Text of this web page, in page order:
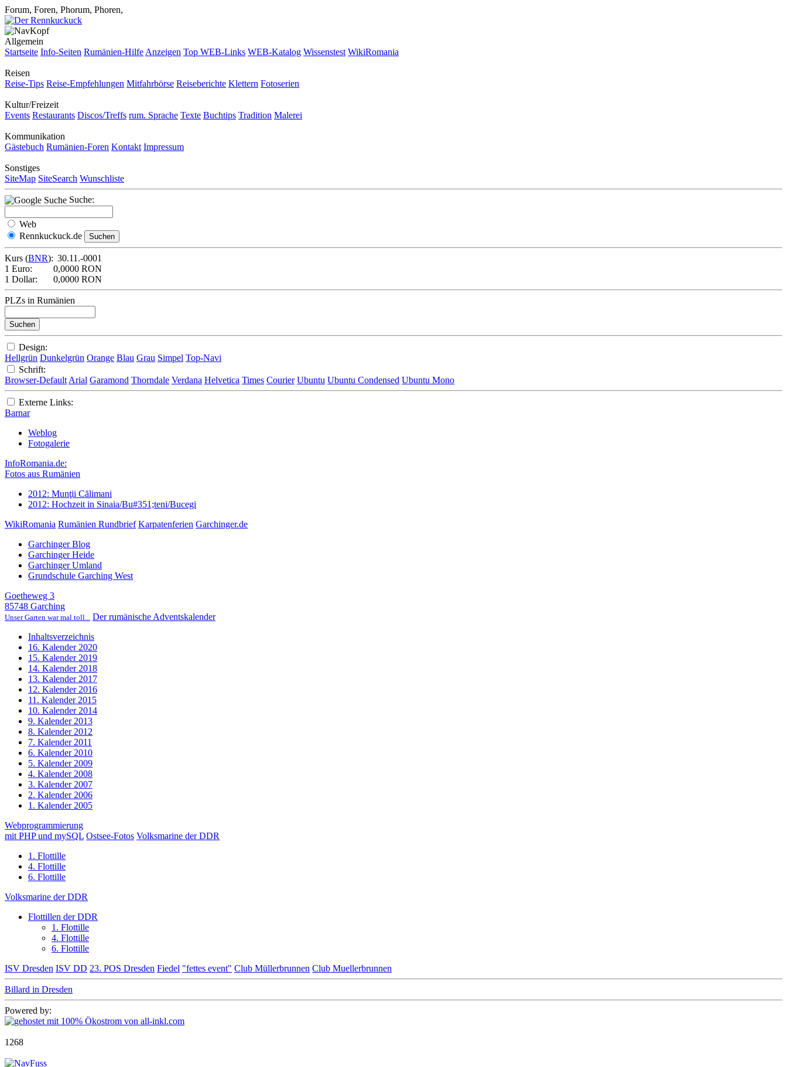
Forum, Foren, Phorum, Phoren,
Allgemein
Startseite Info-Seiten Rumänien-Hilfe Anzeigen Top WEB-Links WEB-Katalog Wissenstest WikiRomania
Reisen
Reise-Tips Reise-Empfehlungen Mitfahrbörse Reiseberichte Klettern Fotoserien
Kultur/Freizeit
Events Restaurants Discos/Treffs rum. Sprache Texte Buchtips Tradition Malerei
Kommunikation
Gästebuch Rumänien-Foren Kontakt Impressum
Sonstiges
SiteMap SiteSearch Wunschliste
Suche:
Web
Rennkuckuck.de
Kurs (BNR): 30.11.-0001
1 Euro:
0,0000 RON
1 Dollar:
0,0000 RON
PLZs in Rumänien
Design:
Hellgrün Dunkelgrün Orange Blau Grau Simpel Top-Navi
Schrift:
Browser-Default Arial Garamond Thorndale Verdana Helvetica Times Courier Ubuntu Ubuntu Condensed Ubuntu Mono
Externe Links:
Barnar
Weblog
Fotogalerie
InfoRomania.de:
Fotos aus Rumänien
2012: Munţii Călimani
2012: Hochzeit in Sinaia/Bu#351;teni/Bucegi
WikiRomania Rumänien Rundbrief Karpatenferien Garchinger.de
Garchinger Blog
Garchinger Heide
Garchinger Umland
Grundschule Garching West
Goetheweg 3
85748 Garching
Unser Garten war mal toll... Der rumänische Adventskalender
Inhaltsverzeichnis
16. Kalender 2020
15. Kalender 2019
14. Kalender 2018
13. Kalender 2017
12. Kalender 2016
11. Kalender 2015
10. Kalender 2014
9. Kalender 2013
8. Kalender 2012
7. Kalender 2011
6. Kalender 2010
5. Kalender 2009
4. Kalender 2008
3. Kalender 2007
2. Kalender 2006
1. Kalender 2005
Webprogrammierung
mit PHP und mySQL Ostsee-Fotos Volksmarine der DDR
1. Flottille
4. Flottille
6. Flottille
Volksmarine der DDR
Flottillen der DDR
1. Flottille
4. Flottille
6. Flottille
ISV Dresden ISV DD 23. POS Dresden Fiedel "fettes event" Club Müllerbrunnen Club Muellerbrunnen
Billard in Dresden
Powered by:
1268